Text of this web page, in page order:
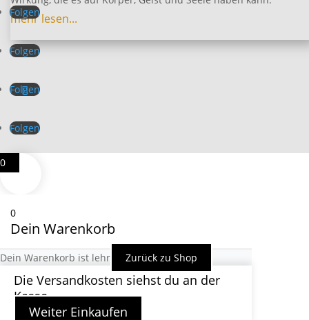
mehr lesen...
Folgen
Folgen
Folgen
Folgen
0
0
Dein Warenkorb
Dein Warenkorb ist lehr Zurück zu Shop
Die Versandkosten siehst du an der
Kasse
Weiter Einkaufen